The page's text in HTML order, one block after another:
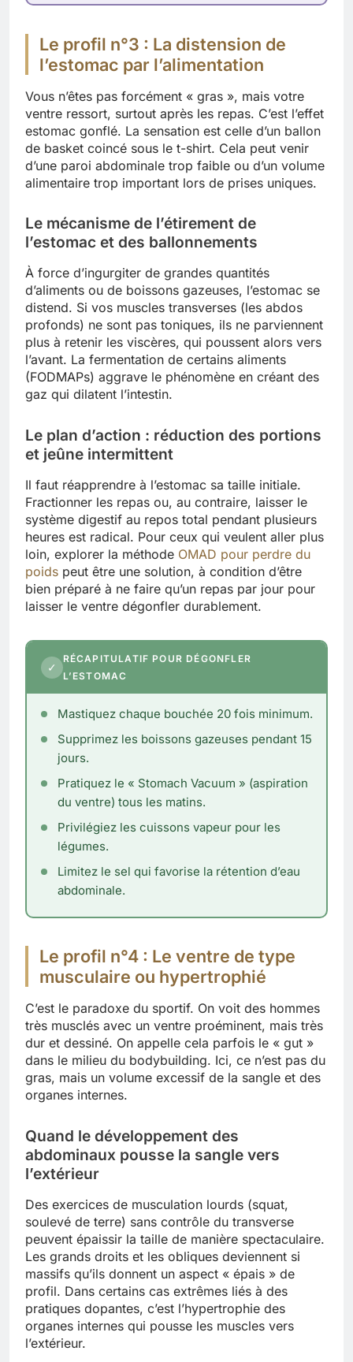
Le profil n°3 : La distension de
l’estomac par l’alimentation
Vous n’êtes pas forcément « gras », mais votre
ventre ressort, surtout après les repas. C’est l’effet
estomac gonflé. La sensation est celle d’un ballon
de basket coincé sous le t-shirt. Cela peut venir
d’une paroi abdominale trop faible ou d’un volume
alimentaire trop important lors de prises uniques.
Le mécanisme de l’étirement de
l’estomac et des ballonnements
À force d’ingurgiter de grandes quantités
d’aliments ou de boissons gazeuses, l’estomac se
distend. Si vos muscles transverses (les abdos
profonds) ne sont pas toniques, ils ne parviennent
plus à retenir les viscères, qui poussent alors vers
l’avant. La fermentation de certains aliments
(FODMAPs) aggrave le phénomène en créant des
gaz qui dilatent l’intestin.
Le plan d’action : réduction des portions
et jeûne intermittent
Il faut réapprendre à l’estomac sa taille initiale.
Fractionner les repas ou, au contraire, laisser le
système digestif au repos total pendant plusieurs
heures est radical. Pour ceux qui veulent aller plus
loin, explorer la méthode OMAD pour perdre du
poids peut être une solution, à condition d’être
bien préparé à ne faire qu’un repas par jour pour
laisser le ventre dégonfler durablement.
✓
RÉCAPITULATIF POUR DÉGONFLER
L’ESTOMAC
Mastiquez chaque bouchée 20 fois minimum.
Supprimez les boissons gazeuses pendant 15
jours.
Pratiquez le « Stomach Vacuum » (aspiration
du ventre) tous les matins.
Privilégiez les cuissons vapeur pour les
légumes.
Limitez le sel qui favorise la rétention d’eau
abdominale.
Le profil n°4 : Le ventre de type
musculaire ou hypertrophié
C’est le paradoxe du sportif. On voit des hommes
très musclés avec un ventre proéminent, mais très
dur et dessiné. On appelle cela parfois le « gut »
dans le milieu du bodybuilding. Ici, ce n’est pas du
gras, mais un volume excessif de la sangle et des
organes internes.
Quand le développement des
abdominaux pousse la sangle vers
l’extérieur
Des exercices de musculation lourds (squat,
soulevé de terre) sans contrôle du transverse
peuvent épaissir la taille de manière spectaculaire.
Les grands droits et les obliques deviennent si
massifs qu’ils donnent un aspect « épais » de
profil. Dans certains cas extrêmes liés à des
pratiques dopantes, c’est l’hypertrophie des
organes internes qui pousse les muscles vers
l’extérieur.